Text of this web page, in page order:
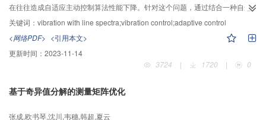
在往往造成自适应主动控制算法性能下降。针对这个问题，通过结合一种自适
应更新参考信号的方法，提出了基于FXLMS的反馈式线谱振动自适应主动控制
算法。在参考信号生成中，通过一种几何关系来进行参考信号的相位更新，并
基于最小均方误差方法，来实现参考信号频率对应的相关系数的更新；为验证
该方法的有效性，进行了仿真和试验。仿真结果表明，该方法能够在参考信号
频率与振源信号频率存在偏差的情况下，通过自适应调节参考信号频率，取得
究，检验该自适应算法控制性能。试验结果表明，该方法能够在参考信号频率
关键词： vibration with line spectra;vibration control;adaptive control
<网络PDF> <引用本文>
更新时间： 2023-11-14
3724
| 1720 | 0
基于奇异值分解的测量矩阵优化
张成,欧书琴,沈川,韦穗,韩超,夏云